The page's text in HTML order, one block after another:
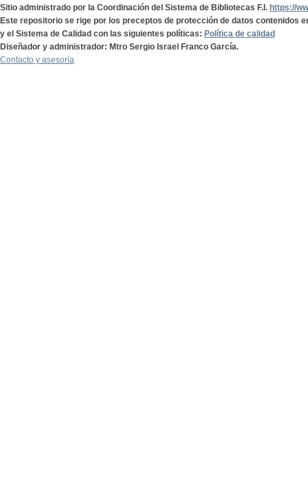
Sitio administrado por la Coordinación del Sistema de Bibliotecas F.I. https://
Este repositorio se rige por los preceptos de protección de datos contenidos
y el Sistema de Calidad con las siguientes políticas: Política de calidad
Diseñador y administrador: Mtro Sergio Israel Franco García.
Contacto y asesoría